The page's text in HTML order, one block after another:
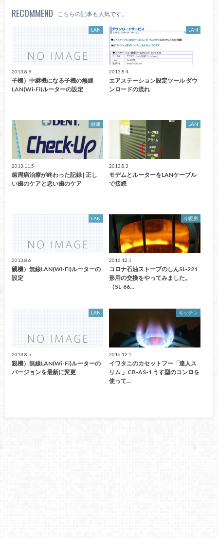
RECOMMEND こちらの記事も人気です。
LAN
2013.8.9
子機）中継機になる子機の無線
LAN(Wi-Fi)ルーターの設定
LAN
2013.8.4
エアステーション設定ツール ダウ
ンロードの流れ
健康
2013.11.5
歯周病治療が終わった記録 | 正し
い歯のケアと悪い歯のケア
LAN
2013.8.3
モデムとルーターをLANケーブル
で接続
LAN
2013.8.6
親機）無線LAN(Wi-Fi)ルーターの
設定
冷暖房
2016.12.1
コロナ石油ストーブのしんSL-221
形用の交換をやってみました。
（SL-66…
LAN
2013.8.5
親機）無線LAN(Wi-Fi)ルーターの
バージョンを最新に変更
キッチン
2016.12.1
イワタニのカセットフー「達人ス
リム 」CB-AS-1 うす型のコンロを
使って…